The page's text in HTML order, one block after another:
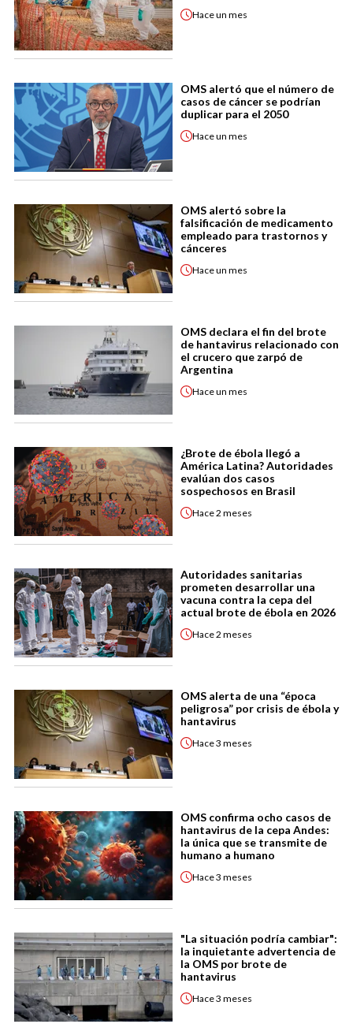
Haceun mes
OMS alertó que el número de
casos de cáncer se podrían
duplicar para el 2050
Haceun mes
OMS alertó sobre la
falsificación de medicamento
empleado para trastornos y
cánceres
Haceun mes
OMS declara el fin del brote
de hantavirus relacionado con
el crucero que zarpó de
Argentina
Haceun mes
¿Brote de ébola llegó a
América Latina? Autoridades
evalúan dos casos
sospechosos en Brasil
Hace2 meses
Autoridades sanitarias
prometen desarrollar una
vacuna contra la cepa del
actual brote de ébola en 2026
Hace2 meses
OMS alerta de una “época
peligrosa” por crisis de ébola y
hantavirus
Hace3 meses
OMS confirma ocho casos de
hantavirus de la cepa Andes:
la única que se transmite de
humano a humano
Hace3 meses
"La situación podría cambiar":
la inquietante advertencia de
la OMS por brote de
hantavirus
Hace3 meses